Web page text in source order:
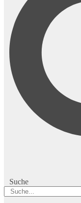
Suche